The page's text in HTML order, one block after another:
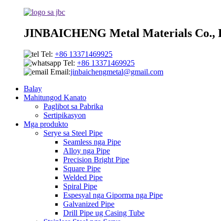
JINBAICHENG Metal Materials Co.,
Tel: +86 13371469925
Tel: +86 13371469925
Email:jinbaichengmetal@gmail.com
Balay
Mahitungod Kanato
Paglibot sa Pabrika
Sertipikasyon
Mga produkto
Serye sa Steel Pipe
Seamless nga Pipe
Alloy nga Pipe
Precision Bright Pipe
Square Pipe
Welded Pipe
Spiral Pipe
Espesyal nga Giporma nga Pipe
Galvanized Pipe
Drill Pipe ug Casing Tube